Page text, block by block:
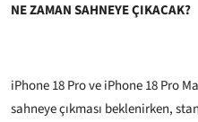
NE ZAMAN SAHNEYE ÇIKACAK?
iPhone 18 Pro ve iPhone 18 Pro
sahneye çıkması beklenirken,